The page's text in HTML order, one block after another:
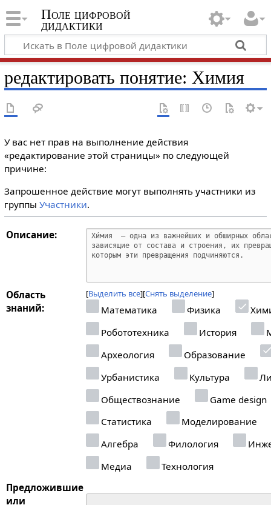
Поле цифровой
дидактики
редактировать понятие: Химия
У вас нет прав на выполнение действия
«редактирование этой страницы» по следующей
причине:
Запрошенное действие могут выполнять участники из
группы Участники.
Описание:
Область
знаний:
Выделить все Снять выделение
Математика Физика
Робототехника
История
Археология
Образование
Урбанистика
Культура
Обществознание
Game design
Статистика
Моделирование
Алгебра
Филология
Медиа
Технология
Предложившие
или